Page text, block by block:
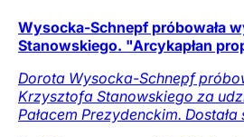
Wysocka-Schnepf próbowała
Stanowskiego. "Arcykapłan
Dorota Wysocka-Schnepf
Krzysztofa Stanowskiego za
Pałacem Prezydenckim.